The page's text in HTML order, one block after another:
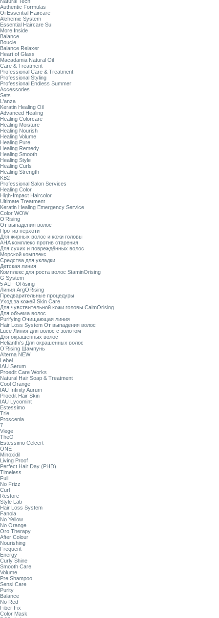
Authentic Formulas
Oi Essential Haircare
Alchemic System
Essential Haircare Su
More Inside
Balance
Boucle
Balance Relaxer
Heart of Glass
Macadamia Natural Oil
Care & Treatment
Professional Care & Treatment
Professional Styling
Professional Endless Summer
Accessories
Sets
L'anza
Keratin Healing Oil
Advanced Healing
Healing Colorcare
Healing Moisture
Healing Nourish
Healing Volume
Healing Pure
Healing Remedy
Healing Smooth
Healing Style
Healing Curls
Healing Strength
KB2
Professional Salon Services
Healing Color
High-Impact Haircolor
Ultimate Treatment
Keratin Healing Emergency Service
Color WOW
O’Rising
От выпадения волос
Против перхоти
Для жирных волос и кожи головы
AHA комплекс против старения
Для сухих и повреждённых волос
Морской комплекс
Средства для укладки
Детская линия
Комплекс для роста волос StaminOrising
G System
5 ALF-ORising
Линия ArgORising
Предварительные процедуры
Уход за кожей Skin Care
Для чувствительной кожи головы CalmOrising
Для объема волос
Purifying Очищающая линия
Hair Loss System От выпадения волос
Luce Линия для волос с золотом
Для окрашенных волос
Helianthi's Для окрашенных волос
O’Rising Шампунь
Alterna NEW
Lebel
IAU Serum
Proedit Care Works
Natural Hair Soap & Treatment
Cool Orange
IAU Infinity Aurum
Proedit Hair Skin
IAU Lycomint
Estessimo
Trie
Proscenia
7
Viege
TheO
Estessimo Celcert
ONE
Minoxidil
Living Proof
Perfect Hair Day (PHD)
Timeless
Full
No Frizz
Curl
Restore
Style Lab
Hair Loss System
Fanola
No Yellow
No Orange
Oro Therapy
After Colour
Nourishing
Frequent
Energy
Curly Shine
Smooth Care
Volume
Pre Shampoo
Sensi Care
Purity
Balance
No Red
Fiber Fix
Color Mask